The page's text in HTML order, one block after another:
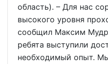
область). – Для нас
высокого уровня
сообщил Максим
ребята выступили
необходимый опыт.